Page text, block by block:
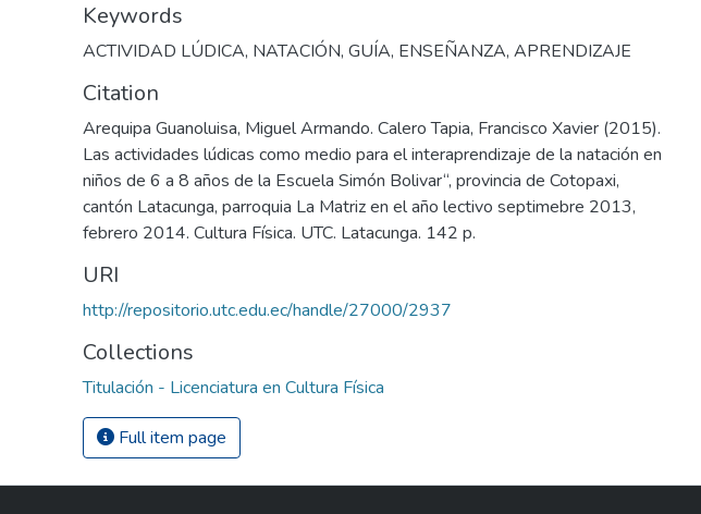
Keywords
ACTIVIDAD LÚDICA, NATACIÓN, GUÍA, ENSEÑANZA, APRENDIZAJE
Citation
Arequipa Guanoluisa, Miguel Armando. Calero Tapia, Francisco Xavier (2015).
Las actividades lúdicas como medio para el interaprendizaje de la natación en
niños de 6 a 8 años de la Escuela Simón Bolivar“, provincia de Cotopaxi,
cantón Latacunga, parroquia La Matriz en el año lectivo septimebre 2013,
febrero 2014. Cultura Física. UTC. Latacunga. 142 p.
URI
http://repositorio.utc.edu.ec/handle/27000/2937
Collections
Titulación - Licenciatura en Cultura Física
Full item page